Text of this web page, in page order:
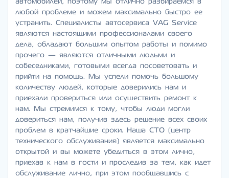
любой проблеме и можем максимально быстро ее
устранить. Специалисты автосервиса VAG Service
являются настоящими профессионалами своего
дела, обладают большим опытом работы и помимо
прочего — являются отличными людьми и
собеседниками, готовыми всегда посоветовать и
прийти на помощь. Мы успели помочь большому
количеству людей, которые доверились нам и
приехали провериться или осуществить ремонт к
нам. Мы стремимся к тому, чтобы люди могли
довериться нам, получив здесь решение всех своих
проблем в кратчайшие сроки. Наша СТО (центр
технического обслуживания) является максимально
открытой и вы можете убедиться в этом лично,
приехав к нам в гости и проследив за тем, как идет
обслуживание лично, при этом пообщавшись с